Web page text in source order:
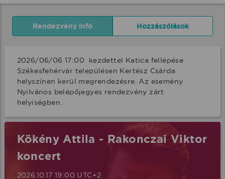
Rendezvény infó Hozzászólások
2026/06/06 17:00  kezdettel Katica fellépése
Székesfehérvár településen Kertész Csárda
helyszínen kerül megrendezésre. Az esemény
Nyilvános belépőjegyes rendezvény zárt
helyiségben.
Kökény Attila - Rakonczai Viktor
koncert
2026.10.17 19:00 UTC+2